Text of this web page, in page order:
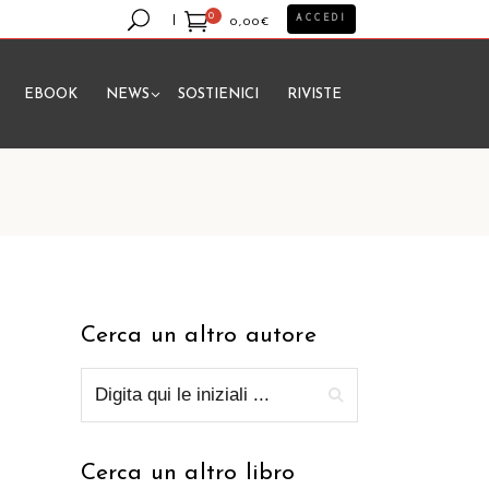
0
0,00€
prodotto nel carrello.
ACCEDI
EBOOK NEWS SOSTIENICI RIVISTE
Cerca un altro autore
Cerca un altro libro